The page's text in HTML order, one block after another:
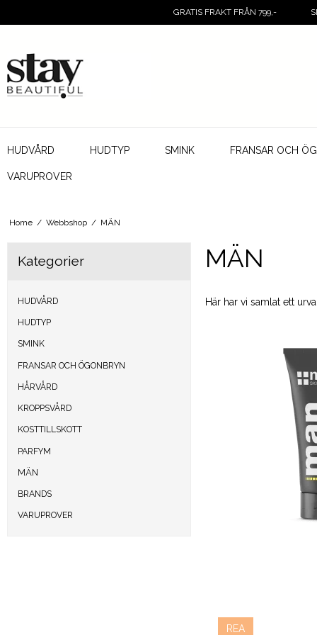
GRATIS FRAKT FRÅN 799,-
HUDVÅRD HUDTYP SMINK FRANSAR OCH
VARUPROVER
Home / Webbshop / MÄN
Kategorier
HUDVÅRD
HUDTYP
SMINK
FRANSAR OCH ÖGONBRYN
HÅRVÅRD
KROPPSVÅRD
KOSTTILLSKOTT
PARFYM
MÄN
BRANDS
VARUPROVER
MÄN
Här har vi samlat ett
REA